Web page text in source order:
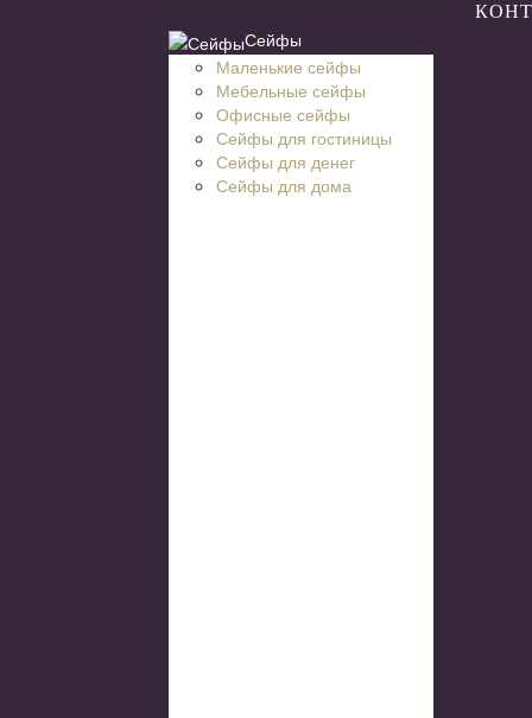
Сейфы
Маленькие сейфы
Мебельные сейфы
Офисные сейфы
Сейфы для гостиницы
Сейфы для денег
Сейфы для дома